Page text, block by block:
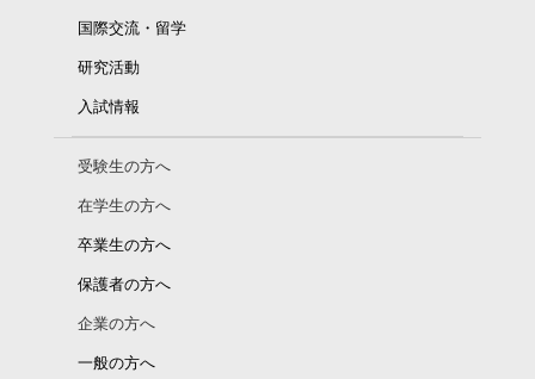
国際交流・留学
研究活動
入試情報
受験生の方へ
在学生の方へ
卒業生の方へ
保護者の方へ
企業の方へ
一般の方へ